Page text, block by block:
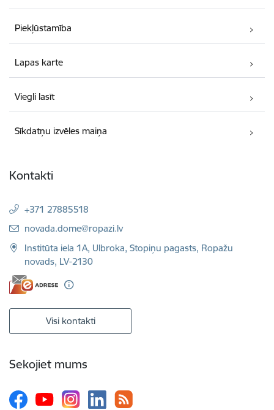
Piekļūstamība
Lapas karte
Viegli lasīt
Sīkdatņu izvēles maiņa
Kontakti
+371 27885518
E-pasts:
novada.dome@ropazi.lv
Institūta iela 1A, Ulbroka, Stopiņu pagasts, Ropažu
novads, LV-2130
Visi kontakti
Sekojiet mums